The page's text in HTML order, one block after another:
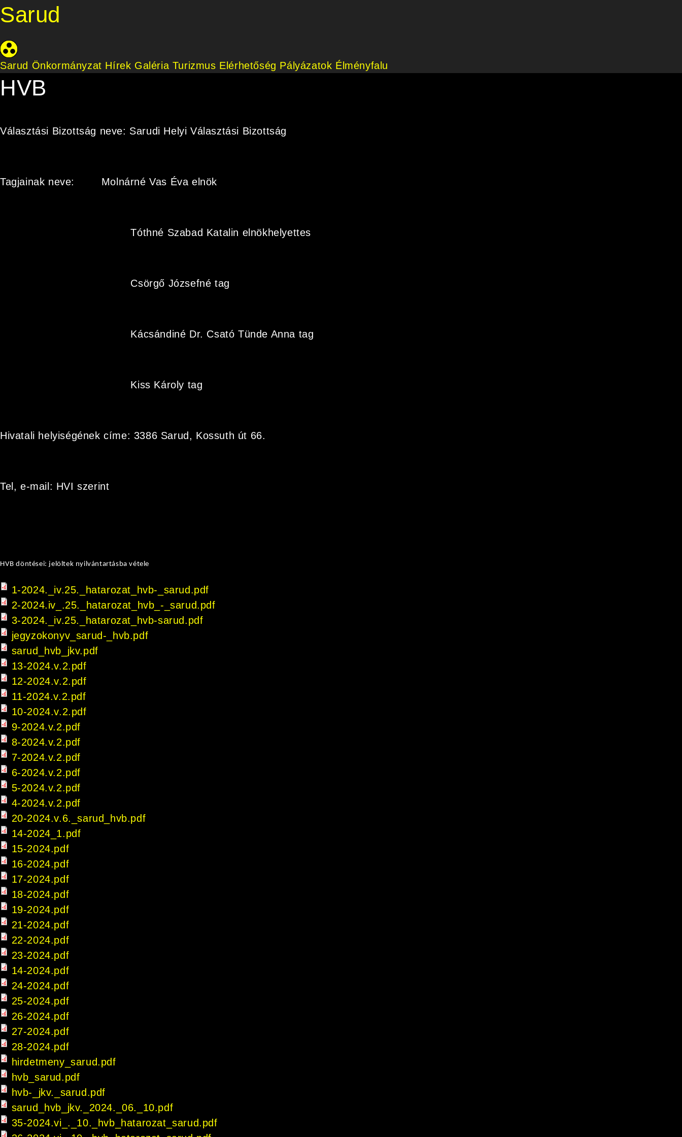
Sarud
Sarud Önkormányzat Hírek Galéria Turizmus Elérhetőség Pályázatok Élményfalu
HVB
Választási Bizottság neve: Sarudi Helyi Választási Bizottság
Tagjainak neve: Molnárné Vas Éva elnök
Tóthné Szabad Katalin elnökhelyettes
Csörgő Józsefné tag
Kácsándiné Dr. Csató Tünde Anna tag
Kiss Károly tag
Hivatali helyiségének címe: 3386 Sarud, Kossuth út 66.
Tel, e-mail: HVI szerint
HVB döntései: jelöltek nyilvántartásba vétele
1-2024._iv.25._hatarozat_hvb-_sarud.pdf
2-2024.iv_.25._hatarozat_hvb_-_sarud.pdf
3-2024._iv.25._hatarozat_hvb-sarud.pdf
jegyzokonyv_sarud-_hvb.pdf
sarud_hvb_jkv.pdf
13-2024.v.2.pdf
12-2024.v.2.pdf
11-2024.v.2.pdf
10-2024.v.2.pdf
9-2024.v.2.pdf
8-2024.v.2.pdf
7-2024.v.2.pdf
6-2024.v.2.pdf
5-2024.v.2.pdf
4-2024.v.2.pdf
20-2024.v.6._sarud_hvb.pdf
14-2024_1.pdf
15-2024.pdf
16-2024.pdf
17-2024.pdf
18-2024.pdf
19-2024.pdf
21-2024.pdf
22-2024.pdf
23-2024.pdf
14-2024.pdf
24-2024.pdf
25-2024.pdf
26-2024.pdf
27-2024.pdf
28-2024.pdf
hirdetmeny_sarud.pdf
hvb_sarud.pdf
hvb-_jkv._sarud.pdf
sarud_hvb_jkv._2024._06._10.pdf
35-2024.vi_._10._hvb_hatarozat_sarud.pdf